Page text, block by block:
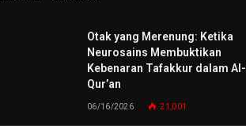
Otak yang Merenung: Ketika
Neurosains Membuktikan
Kebenaran Tafakkur dalam Al-
Qur’an
06/16/2026 21,001